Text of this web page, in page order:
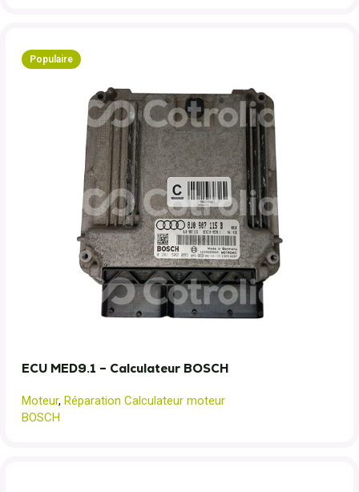
Populaire
ECU MED9.1 – Calculateur BOSCH
Moteur, Réparation Calculateur moteur
BOSCH